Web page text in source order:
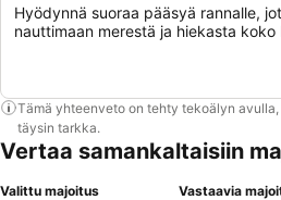
Hyödynnä suoraa pääsyä rannalle,
nauttimaan merestä ja hiekasta koko
Tämä yhteenveto on tehty tekoälyn
täysin tarkka.
Vertaa samankaltaisiin
Valittu majoitus Vastaavia